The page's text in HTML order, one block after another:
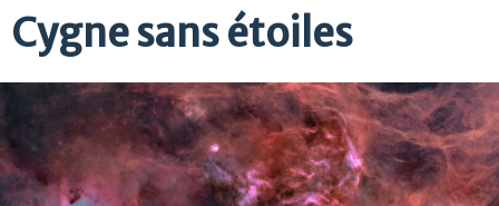
Cygne sans étoiles